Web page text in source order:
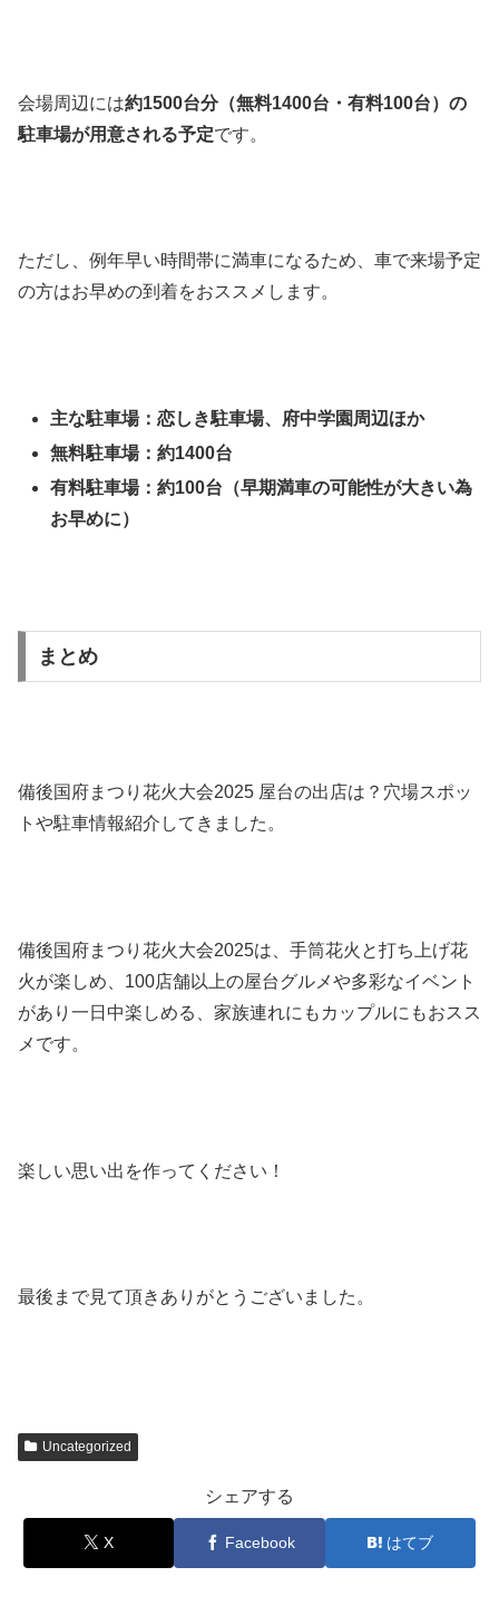
会場周辺には約1500台分（無料1400台・有料100台）の
駐車場が用意される予定です。
ただし、例年早い時間帯に満車になるため、車で来場予定
の方はお早めの到着をおススメします。
主な駐車場：恋しき駐車場、府中学園周辺ほか
無料駐車場：約1400台
有料駐車場：約100台（早期満車の可能性が大きい為
お早めに）
まとめ
備後国府まつり花火大会2025 屋台の出店は？穴場スポッ
トや駐車情報紹介してきました。
備後国府まつり花火大会2025は、手筒花火と打ち上げ花
火が楽しめ、100店舗以上の屋台グルメや多彩なイベント
があり一日中楽しめる、家族連れにもカップルにもおスス
メです。
楽しい思い出を作ってください！
最後まで見て頂きありがとうございました。
Uncategorized
シェアする
X Facebook はてブ